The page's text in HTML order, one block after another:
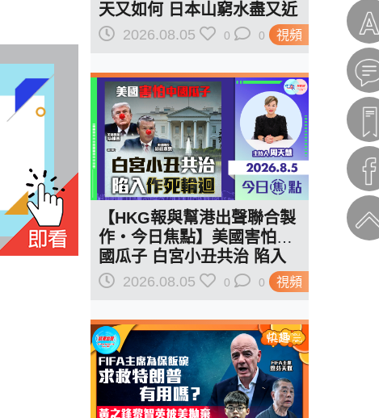
視頻
天又如何 日本山窮水盡又近
一步？2026.08.05 0 0
視頻
【HKG報與幫港出聲聯合製
作‧今日焦點】美國害怕中
國瓜子 白宮小丑共治 陷入
作死輪迴
2026.08.05 0 0